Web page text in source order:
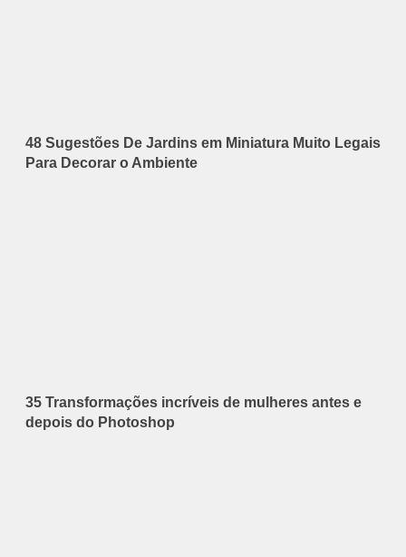
48 Sugestões De Jardins em Miniatura Muito Legais
Para Decorar o Ambiente
35 Transformações incríveis de mulheres antes e
depois do Photoshop